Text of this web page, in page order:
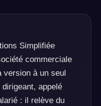
Simplifiée
commerciale
version à un seul
appelé
: il relève du